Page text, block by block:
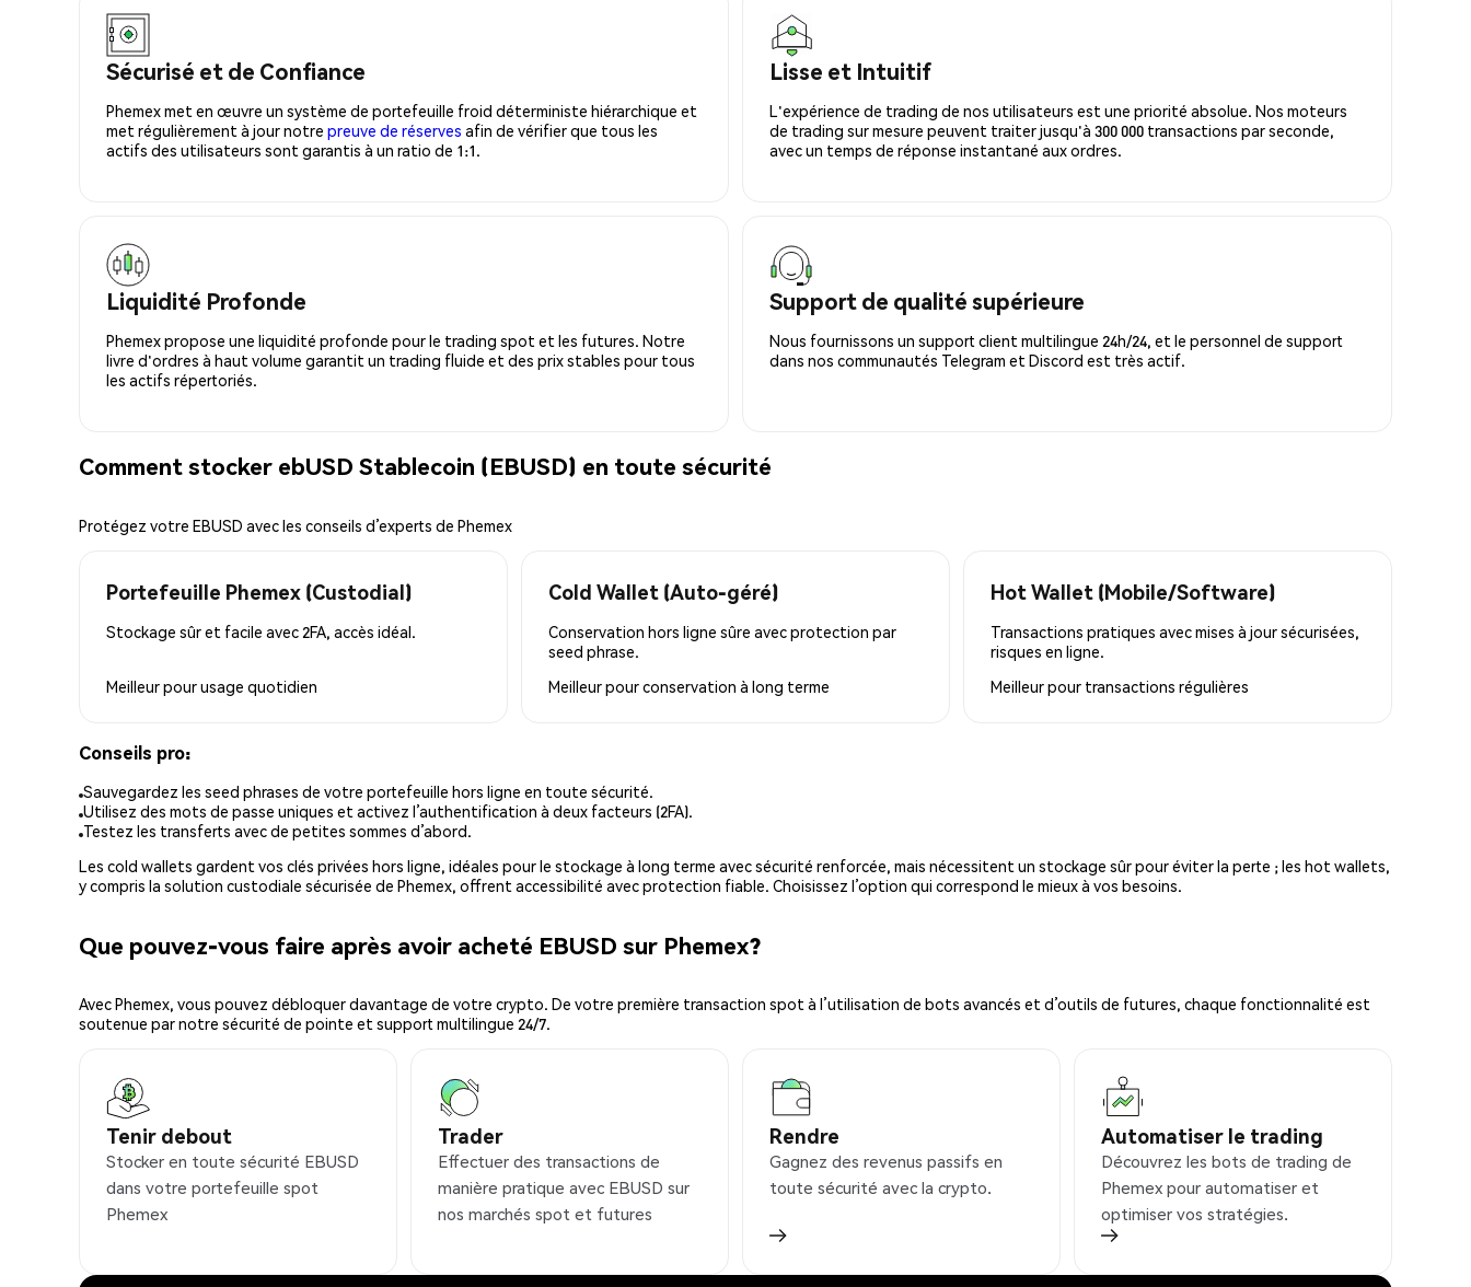
Sécurisé et de Confiance
Phemex met en œuvre un système de portefeuille froid déterministe hiérarchique et
met régulièrement à jour notre preuve de réserves afin de vérifier que tous les
actifs des utilisateurs sont garantis à un ratio de 1:1.
Lisse et Intuitif
L'expérience de trading de nos utilisateurs est une priorité absolue. Nos moteurs
de trading sur mesure peuvent traiter jusqu'à 300 000 transactions par seconde,
avec un temps de réponse instantané aux ordres.
Liquidité Profonde
Phemex propose une liquidité profonde pour le trading spot et les futures. Notre
livre d'ordres à haut volume garantit un trading fluide et des prix stables pour tous
les actifs répertoriés.
Support de qualité supérieure
Nous fournissons un support client multilingue 24h/24, et le personnel de support
dans nos communautés Telegram et Discord est très actif.
Comment stocker ebUSD Stablecoin (EBUSD) en toute sécurité
Protégez votre EBUSD avec les conseils d’experts de Phemex
Portefeuille Phemex (Custodial)
Stockage sûr et facile avec 2FA, accès idéal.
Meilleur pourusage quotidien
Cold Wallet (Auto-géré)
Conservation hors ligne sûre avec protection par
seed phrase.
Meilleur pourconservation à long terme
Hot Wallet (Mobile/Software)
Transactions pratiques avec mises à jour sécurisées,
risques en ligne.
Meilleur pour transactions régulières
Conseils pro:
Sauvegardez les seed phrases de votre portefeuille hors ligne en toute sécurité.
Utilisez des mots de passe uniques et activez l’authentification à deux facteurs (2FA).
Testez les transferts avec de petites sommes d’abord.
Les cold wallets gardent vos clés privées hors ligne, idéales pour le stockage à long terme avec sécurité renforcée, mais nécessitent un stockage sûr pour éviter la perte ; les hot wallets,
y compris la solution custodiale sécurisée de Phemex, offrent accessibilité avec protection fiable. Choisissez l’option qui correspond le mieux à vos besoins.
Que pouvez-vous faire après avoir acheté EBUSD sur Phemex?
Avec Phemex, vous pouvez débloquer davantage de votre crypto. De votre première transaction spot à l’utilisation de bots avancés et d’outils de futures, chaque fonctionnalité est
soutenue par notre sécurité de pointe et support multilingue 24/7.
Tenir debout
Stocker en toute sécurité EBUSD
dans votre portefeuille spot
Phemex
Trader
Effectuer des transactions de
manière pratique avec EBUSD sur
nos marchés spot et futures
Rendre
Gagnez des revenus passifs en
toute sécurité avec la crypto.
Automatiser le trading
Découvrez les bots de trading de
Phemex pour automatiser et
optimiser vos stratégies.